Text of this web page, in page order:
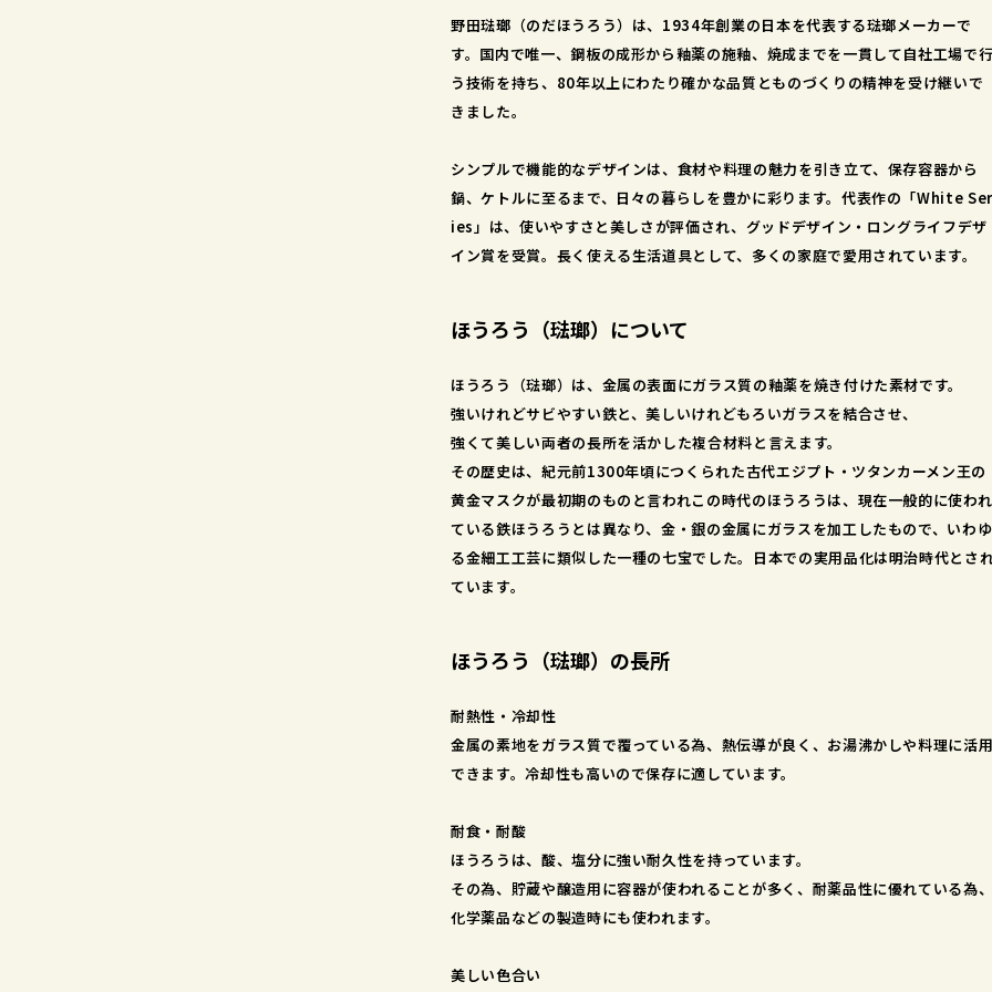
野田琺瑯（のだほうろう）は、1934年創業の日本を代表する琺瑯メーカーで
す。国内で唯一、鋼板の成形から釉薬の施釉、焼成までを一貫して自社工場で
う技術を持ち、80年以上にわたり確かな品質とものづくりの精神を受け継いで
きました。
シンプルで機能的なデザインは、食材や料理の魅力を引き立て、保存容器から
鍋、ケトルに至るまで、日々の暮らしを豊かに彩ります。代表作の「White Ser
ies」は、使いやすさと美しさが評価され、グッドデザイン・ロングライフデザ
イン賞を受賞。長く使える生活道具として、多くの家庭で愛用されています。
ほうろう（琺瑯）について
ほうろう（琺瑯）は、金属の表面にガラス質の釉薬を焼き付けた素材です。
強いけれどサビやすい鉄と、美しいけれどもろいガラスを結合させ、
強くて美しい両者の長所を活かした複合材料と言えます。
その歴史は、紀元前1300年頃につくられた古代エジプト・ツタンカーメン王の
黄金マスクが最初期のものと言われこの時代のほうろうは、現在一般的に使われ
ている鉄ほうろうとは異なり、金・銀の金属にガラスを加工したもので、いわゆ
る金細工工芸に類似した一種の七宝でした。日本での実用品化は明治時代とさ
ています。
ほうろう（琺瑯）の長所
耐熱性・冷却性
金属の素地をガラス質で覆っている為、熱伝導が良く、お湯沸かしや料理に活
できます。冷却性も高いので保存に適しています。
耐食・耐酸
ほうろうは、酸、塩分に強い耐久性を持っています。
その為、貯蔵や醸造用に容器が使われることが多く、耐薬品性に優れている為
化学薬品などの製造時にも使われます。
美しい色合い